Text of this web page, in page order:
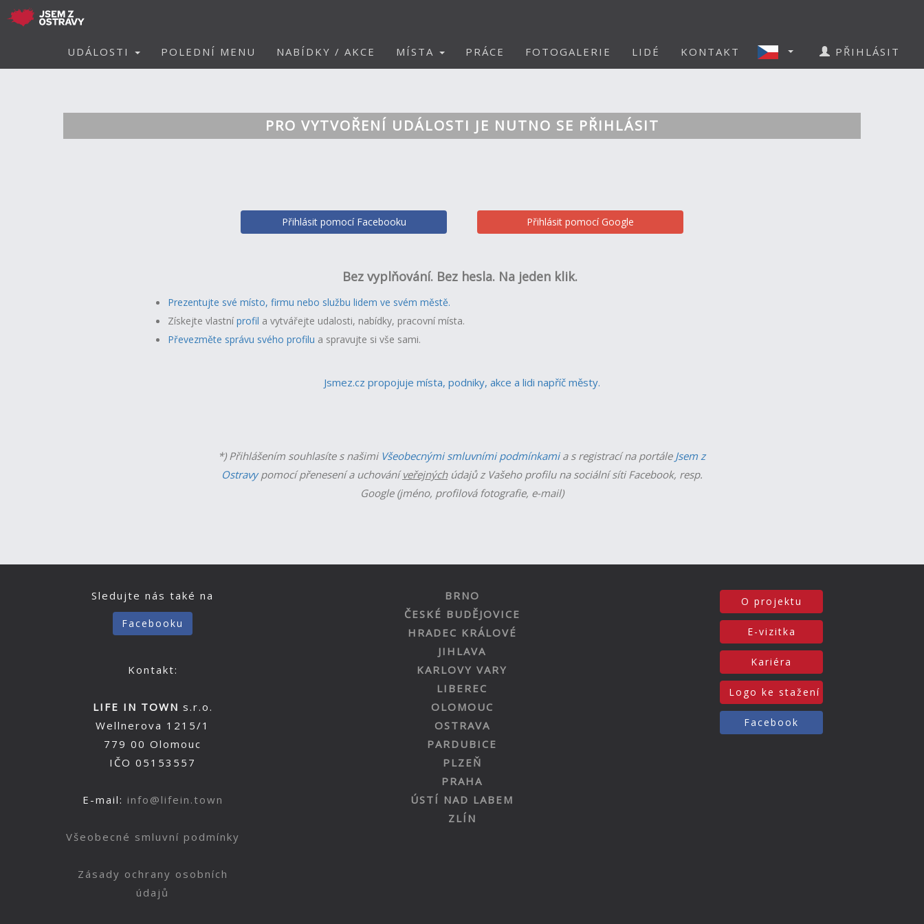
UDÁLOSTI POLEDNÍ MENU NABÍDKY / AKCE MÍSTA PRÁCE FOTOGALERIE LIDÉ KONTAKT PŘIHLÁSIT
PRO VYTVOŘENÍ UDÁLOSTI JE NUTNO SE PŘIHLÁSIT
Přihlásit pomocí Facebooku Přihlásit pomocí Google
Bez vyplňování. Bez hesla. Na jeden klik.
Prezentujte své místo, firmu nebo službu lidem ve svém městě.
Získejte vlastní profil a vytvářejte udalosti, nabídky, pracovní místa.
Převezměte správu svého profilu a spravujte si vše sami.
Jsmez.cz propojuje místa, podniky, akce a lidi napříč městy.
*) Přihlášením souhlasíte s našimi Všeobecnými smluvními podmínkamia s registrací na portále Jsem z
Ostravypomocí přenesení a uchováníveřejnýchúdajů z Vašeho profilu na sociální síti Facebook, resp.
Google (jméno, profilová fotografie, e-mail)
Sledujte nás také na
Facebooku
Kontakt:
LIFE IN TOWN s.r.o.
Wellnerova 1215/1
779 00 Olomouc
IČO 05153557
E-mail: info@lifein.town
Všeobecné smluvní podmínky
Zásady ochrany osobních
údajů
BRNO
ČESKÉ BUDĚJOVICE
HRADEC KRÁLOVÉ
JIHLAVA
KARLOVY VARY
LIBEREC
OLOMOUC
OSTRAVA
PARDUBICE
PLZEŇ
PRAHA
ÚSTÍ NAD LABEM
ZLÍN
O projektu
E-vizitka
Kariéra
Logo ke stažení
Facebook